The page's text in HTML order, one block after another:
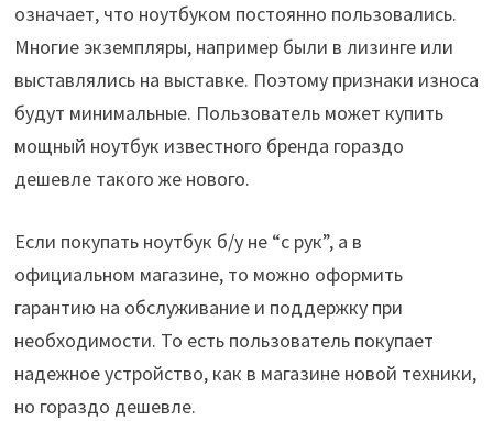
означает, что ноутбуком постоянно пользовались.
Многие экземпляры, например были в лизинге или
выставлялись на выставке. Поэтому признаки износа
будут минимальные. Пользователь может купить
мощный ноутбук известного бренда гораздо
дешевле такого же нового.
Если покупать ноутбук б/у не “с рук”, а в
официальном магазине, то можно оформить
гарантию на обслуживание и поддержку при
необходимости. То есть пользователь покупает
надежное устройство, как в магазине новой техники,
но гораздо дешевле.